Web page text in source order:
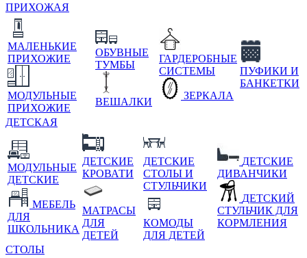
ПРИХОЖАЯ
МАЛЕНЬКИЕ
ПРИХОЖИЕ
МОДУЛЬНЫЕ
ПРИХОЖИЕ
ОБУВНЫЕ
ТУМБЫ
ВЕШАЛКИ
ГАРДЕРОБНЫЕ
СИСТЕМЫ
ЗЕРКАЛА
ПУФИКИ И
БАНКЕТКИ
ДЕТСКАЯ
МОДУЛЬНЫЕ
ДЕТСКИЕ
МЕБЕЛЬ
ДЛЯ
ШКОЛЬНИКА
ДЕТСКИЕ
КРОВАТИ
МАТРАСЫ
ДЛЯ
ДЕТЕЙ
ДЕТСКИЕ
СТОЛЫ И
СТУЛЬЧИКИ
КОМОДЫ
ДЛЯ ДЕТЕЙ
ДЕТСКИЕ
ДИВАНЧИКИ
ДЕТСКИЙ
СТУЛЬЧИК ДЛЯ
КОРМЛЕНИЯ
СТОЛЫ